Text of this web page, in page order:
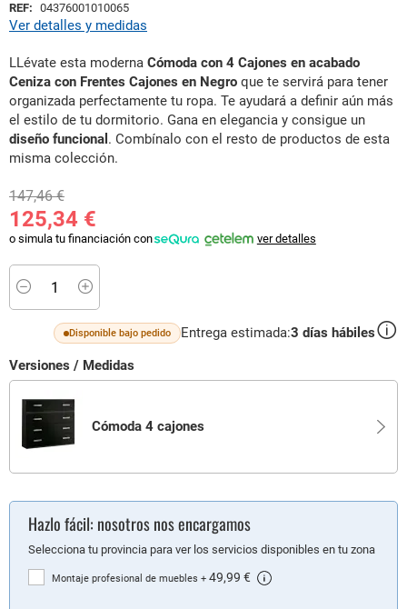
la
galería
imágenes
Ver detalles y medidas
REF: 04376001010065
LLévate esta moderna Cómoda con 4 Cajones en acabado
Ceniza con Frentes Cajones en Negro que te servirá para tener
organizada perfectamente tu ropa. Te ayudará a definir aún más
el estilo de tu dormitorio. Gana en elegancia y consigue un
diseño funcional . Combínalo con el resto de productos de esta
misma colección.
125,34 €
147,46 €
o simula tu financiación con ver detalles
Versiones / Medidas
Cómoda 4 cajones
Disponible bajo pedido Entrega estimada:3 días hábiles
Minus
Hazlo fácil: nosotros nos encargamos
Selecciona tu provincia para ver los servicios disponibles en tu zona
Montaje profesional de muebles + 49,99 €